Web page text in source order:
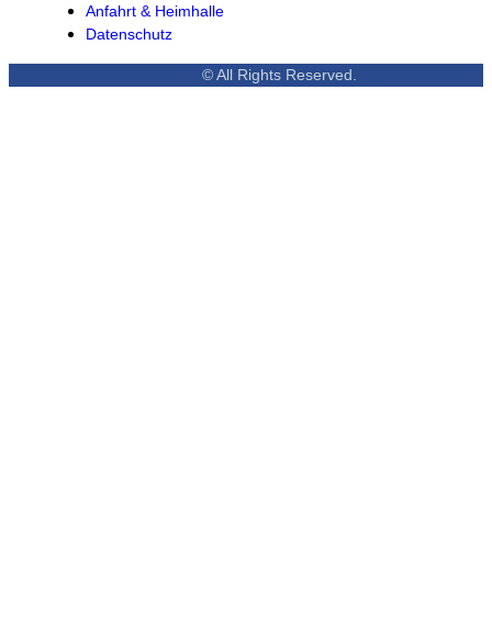
Anfahrt & Heimhalle
Datenschutz
© All Rights Reserved.